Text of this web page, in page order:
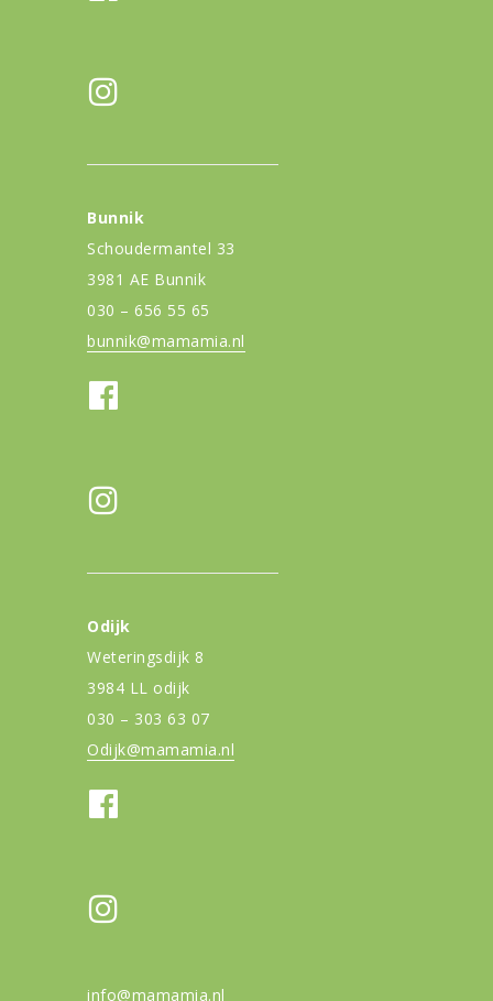
Bunnik
Schoudermantel 33
3981 AE Bunnik
030 – 656 55 65
bunnik@mamamia.nl
Odijk
Weteringsdijk 8
3984 LL odijk
030 – 303 63 07
Odijk@mamamia.nl
info@mamamia.nl